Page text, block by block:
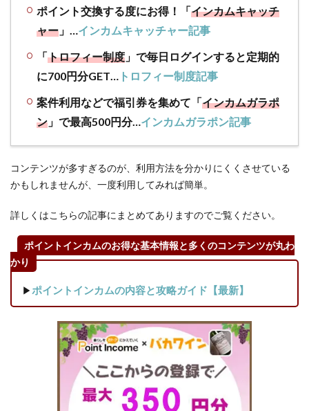
ら新
会し
て、
複数
サイ
用を
はじ
4.3
【ポ
用語
集】
ポイ
活の
用語
に迷
ポイント交換する度にお得！「インカムキャッチ
ャー 」…インカムキャッチャー記事
「トロフィー制度 」で毎日ログインすると定期的
に700円分GET… トロフィー制度記事
案件利用などで福引券を集めて「インカムガラポ
ン 」で最高500円分…インカムガラポン記事
コンテンツが多すぎるのが、利用方法を分かりにくくさせている
かもしれませんが、一度利用してみれば簡単。
詳しくはこちらの記事にまとめてありますのでご覧ください。
ポイントインカムのお得な基本情報と多くのコンテンツが丸わ
かり
▶ポイントインカムの内容と攻略ガイド【最新】